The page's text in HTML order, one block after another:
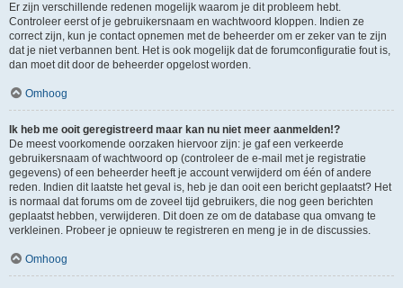
Er zijn verschillende redenen mogelijk waarom je dit probleem hebt.
Controleer eerst of je gebruikersnaam en wachtwoord kloppen. Indien ze
correct zijn, kun je contact opnemen met de beheerder om er zeker van te zijn
dat je niet verbannen bent. Het is ook mogelijk dat de forumconfiguratie fout is,
dan moet dit door de beheerder opgelost worden.
Omhoog
Ik heb me ooit geregistreerd maar kan nu niet meer aanmelden!?
De meest voorkomende oorzaken hiervoor zijn: je gaf een verkeerde
gebruikersnaam of wachtwoord op (controleer de e-mail met je registratie
gegevens) of een beheerder heeft je account verwijderd om één of andere
reden. Indien dit laatste het geval is, heb je dan ooit een bericht geplaatst? Het
is normaal dat forums om de zoveel tijd gebruikers, die nog geen berichten
geplaatst hebben, verwijderen. Dit doen ze om de database qua omvang te
verkleinen. Probeer je opnieuw te registreren en meng je in de discussies.
Omhoog